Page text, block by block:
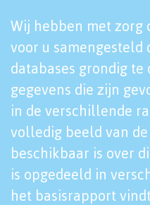
Wij hebben met zorg
voor u
databases grondig te
gegevens die zijn
in de verschillende
volledig beeld van
beschikbaar is over
is opgedeeld in
het basisrapport